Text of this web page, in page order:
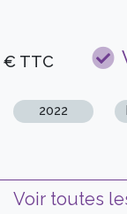
€ TTC
2022
Voir toutes